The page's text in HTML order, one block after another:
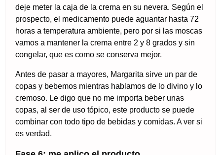
deje meter la caja de la crema en su nevera. Según el
prospecto, el medicamento puede aguantar hasta 72
horas a temperatura ambiente, pero por si las moscas
vamos a mantener la crema entre 2 y 8 grados y sin
congelar, que es como se conserva mejor.
Antes de pasar a mayores, Margarita sirve un par de
copas y bebemos mientras hablamos de lo divino y lo
cremoso. Le digo que no me importa beber unas
copas, al ser de uso tópico, este producto se puede
combinar con todo tipo de bebidas y comidas. A ver si
es verdad.